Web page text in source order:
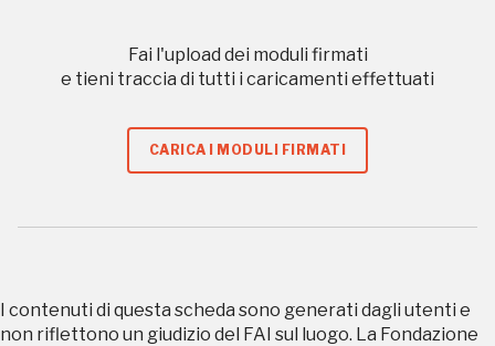
Fai l'upload dei moduli firmati
e tieni traccia di tutti i caricamenti effettuati
CARICA I MODULI FIRMATI
I contenuti di questa scheda sono generati dagli utenti e
non riflettono un giudizio del FAI sul luogo. La Fondazione
Regalati 365 giorni di arte e cultura nell'Italia
più bella, risparmiando.
ISCRIVITI AL FAI
Napoli